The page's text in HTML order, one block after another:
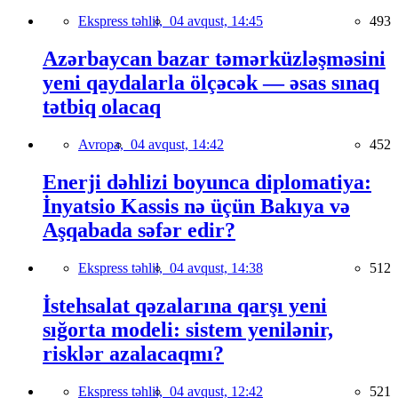
Ekspress təhlil, 04 avqust, 14:45 493
Azərbaycan bazar təmərküzləşməsini
yeni qaydalarla ölçəcək — əsas sınaq
tətbiq olacaq
Avropa, 04 avqust, 14:42 452
Enerji dəhlizi boyunca diplomatiya:
İnyatsio Kassis nə üçün Bakıya və
Aşqabada səfər edir?
Ekspress təhlil, 04 avqust, 14:38 512
İstehsalat qəzalarına qarşı yeni
sığorta modeli: sistem yenilənir,
risklər azalacaqmı?
Ekspress təhlil, 04 avqust, 12:42 521